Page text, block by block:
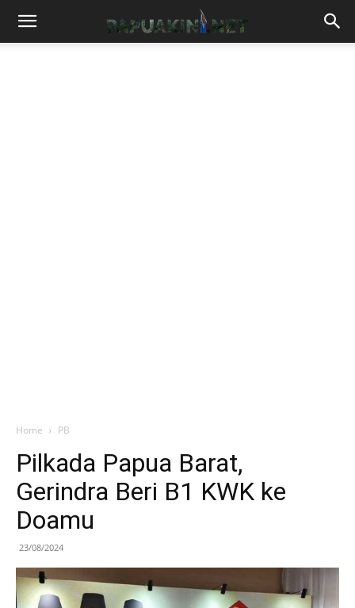
Home PB
Pilkada Papua Barat,
Gerindra Beri B1 KWK ke
Doamu
23/08/2024